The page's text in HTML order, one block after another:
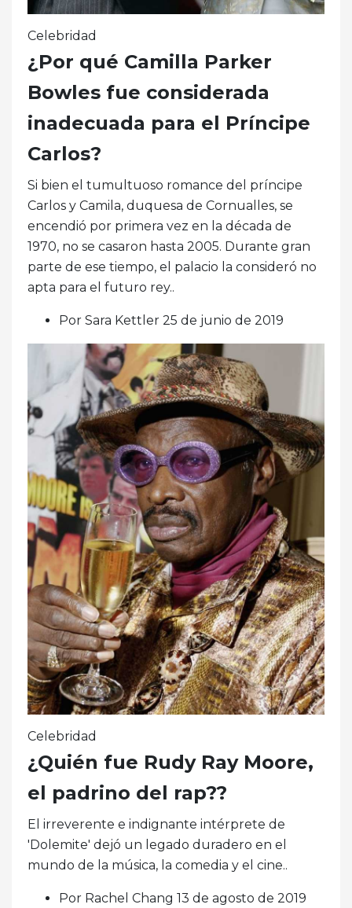
Celebridad
¿Por qué Camilla Parker
Bowles fue considerada
inadecuada para el Príncipe
Carlos?
Si bien el tumultuoso romance del príncipe
Carlos y Camila, duquesa de Cornualles, se
encendió por primera vez en la década de
1970, no se casaron hasta 2005. Durante gran
parte de ese tiempo, el palacio la consideró no
apta para el futuro rey..
Por Sara Kettler 25 de junio de 2019
Celebridad
¿Quién fue Rudy Ray Moore,
el padrino del rap??
El irreverente e indignante intérprete de
'Dolemite' dejó un legado duradero en el
mundo de la música, la comedia y el cine..
Por Rachel Chang 13 de agosto de 2019